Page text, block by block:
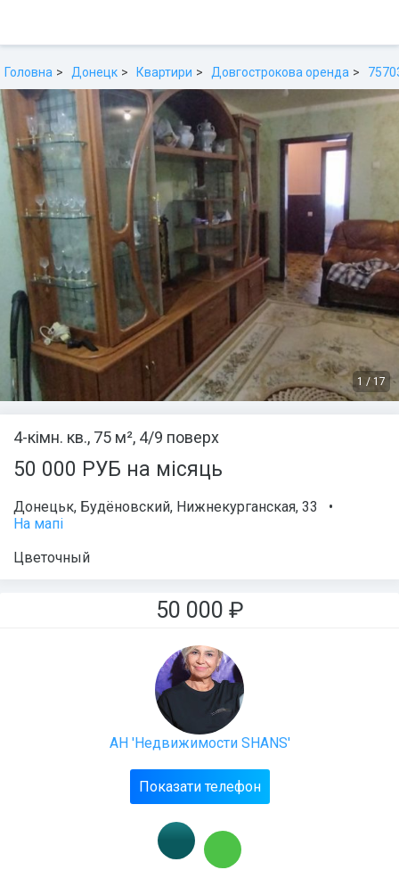
Головна Донецк Квартири Довгострокова оренда
1 / 17
4-кімн. кв., 75 м², 4/9 поверх
50 000 РУБ на місяць
Донецьк, Будёновский, Нижнекурганская, 33
•
На мапі
Цветочный
50 000 ₽
АН 'Недвижимости SHANS'
Показати телефон